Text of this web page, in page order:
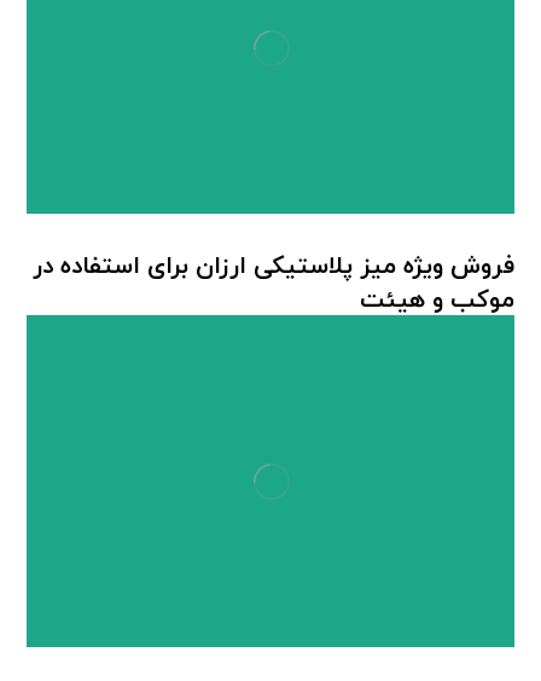
فروش ویژه میز پلاستیکی ارزان برای استفاده در
موکب و هیئت